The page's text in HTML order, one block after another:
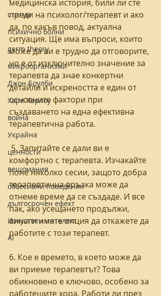
стигма
психично болни
germ theory
микроорганизми
Джон Боулби
Хари Харлоу
война
Украйна
ценности
вещомания
обсесивни поведения
дългосрочен ефект
Изкуствен интелект
AI
медицинска история, били ли сте
преди на психолог/терапевт и ако
да, по какъв повод, актуална
ситуация. Ще има въпроси, които
може да ви е трудно да отговорите,
но е от изключително значение за
терапевта да знае конкертни
детайли и искреността е един от
основните фактори при
създаването на една ефективна
терапевтична работа.
5. Запитайте се дали ви е
комфортно с терапевта. Изчакайте
поне няколко сесии, защото добра
терапевтична връзка може да
отнеме време да се създаде. И все
пак, ако усещането продължи,
винаги имате опция да откажете да
работите с този терапевт.
6. Кое е времето, в което може да
ви приеме терапевтът? Това
обикновено е ключово, особено за
работещите хора. Работи ли през